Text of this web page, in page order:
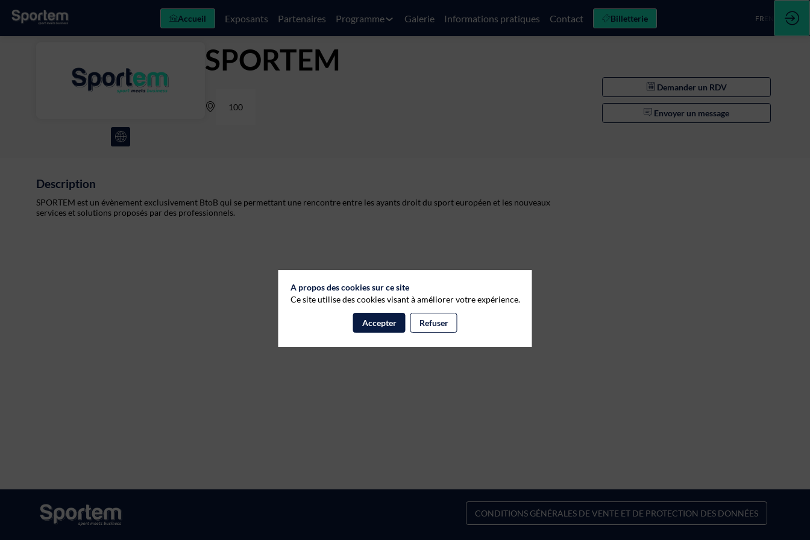
Accueil Exposants Partenaires Programme Galerie Informations pratiques Contact Billetterie FR
Demander un RDV
Envoyer un message
SPORTEM
100
Description
SPORTEM est un évènement exclusivement BtoB qui se permettant une rencontre entre les ayants droit du sport européen et les nouveaux
services et solutions proposés par des professionnels.
CONDITIONS GÉNÉRALES DE VENTE ET DE PROTECTION DES DONNÉES
A propos des cookies sur ce site
Ce site utilise des cookies visant à améliorer votre expérience.
Accepter Refuser